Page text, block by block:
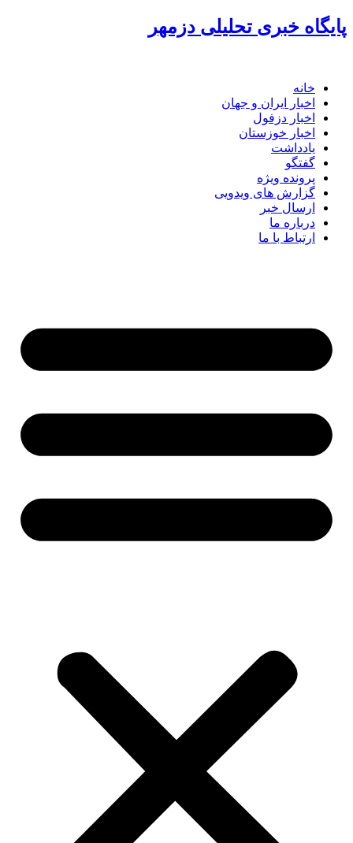
خبری تحلیلی دزمهر
خانه
اخبار ایران و جهان
اخبار دزفول
اخبار خوزستان
یادداشت
گفتگو
پرونده ویژه
گزارش های ویدویی
ارسال خبر
درباره ما
ارتباط با ما